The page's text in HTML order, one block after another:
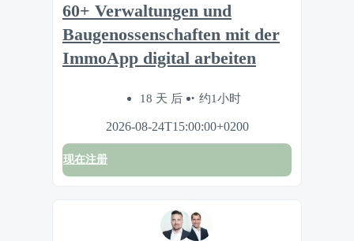
60+ Verwaltungen und
Baugenossenschaften mit der
ImmoApp digital arbeiten
18 天 后 约1小时
2026-08-24T15:00:00+0200
现在注册